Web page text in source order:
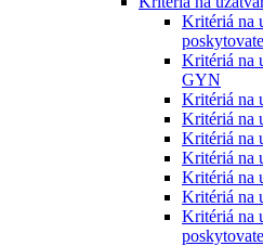
Kritériá na
Kritériá na
GYN
Kritériá na
Kritériá na
Kritériá na
Kritériá na
Kritériá na
Kritériá na
Kritériá na